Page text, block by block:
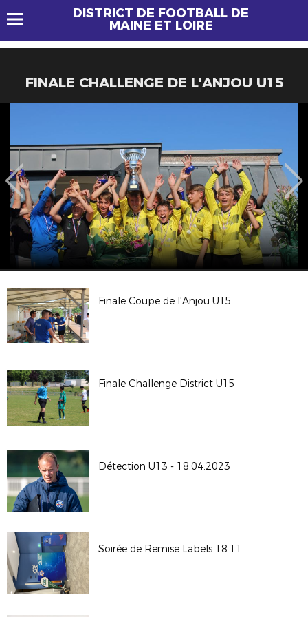
DISTRICT DE FOOTBALL DE
MAINE ET LOIRE
FINALE CHALLENGE DE L'ANJOU U15
Finale Coupe de l'Anjou U15
Finale Challenge District U15
Détection U13 - 18.04.2023
Soirée de Remise Labels 18.11.2022